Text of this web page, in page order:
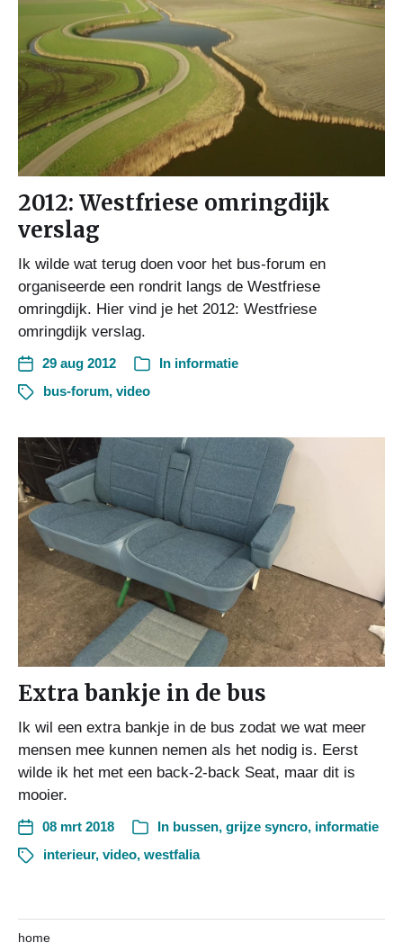
2012: Westfriese omringdijk
verslag
Ik wilde wat terug doen voor het bus-forum en
organiseerde een rondrit langs de Westfriese
omringdijk. Hier vind je het 2012: Westfriese
omringdijk verslag.
29 aug 2012 In informatie
bus-forum, video
Extra bankje in de bus
Ik wil een extra bankje in de bus zodat we wat meer
mensen mee kunnen nemen als het nodig is. Eerst
wilde ik het met een back-2-back Seat, maar dit is
mooier.
08 mrt 2018 In bussen, grijze syncro, informatie
interieur, video, westfalia
home